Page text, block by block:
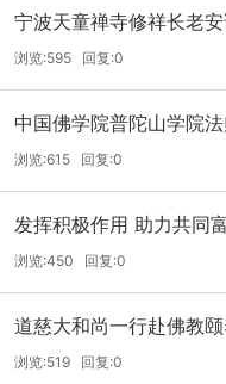
宁波天童禅寺修祥长老
浏览:595 回复:0
中国佛学院普陀山学院
流会一、二等奖
浏览:615 回复:0
发挥积极作用 助力共同
的担当之举
浏览:450 回复:0
道慈大和尚一行赴佛教
问
浏览:519 回复:0